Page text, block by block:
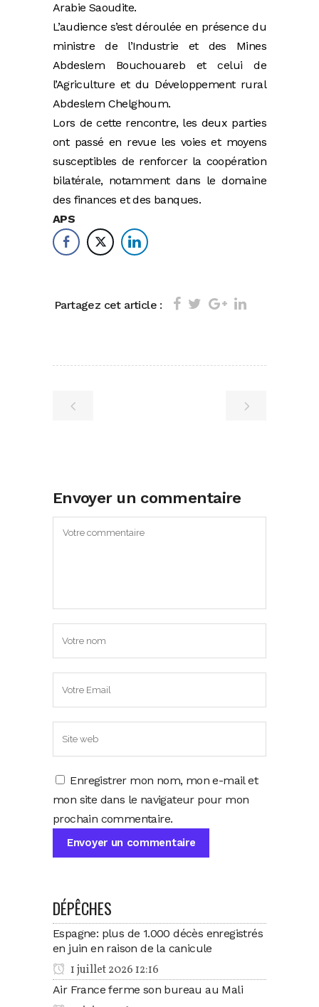
Arabie Saoudite.
L’audience s’est déroulée en présence du
ministre de l’Industrie et des Mines
Abdeslem Bouchouareb et celui de
l’Agriculture et du Développement rural
Abdeslem Chelghoum.
Lors de cette rencontre, les deux parties
ont passé en revue les voies et moyens
susceptibles de renforcer la coopération
bilatérale, notamment dans le domaine
des finances et des banques.
APS
Partagez cet article :
Envoyer un commentaire
Enregistrer mon nom, mon e-mail et
mon site dans le navigateur pour mon
prochain commentaire.
DÉPÊCHES
Espagne: plus de 1.000 décès enregistrés
en juin en raison de la canicule
1 juillet 2026 12:16
Air France ferme son bureau au Mali